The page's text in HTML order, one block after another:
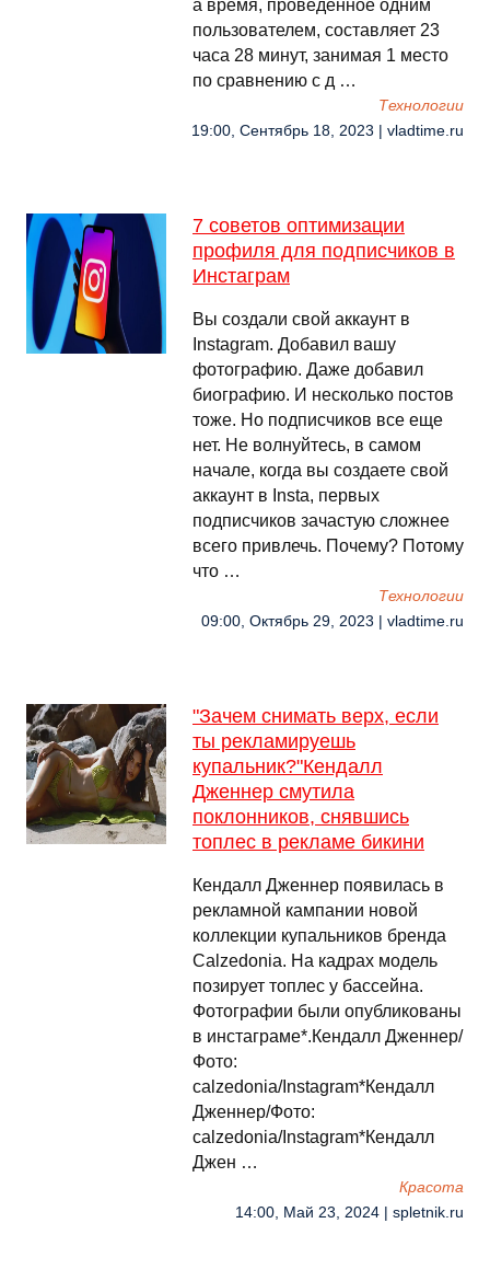
а время, проведенное одним
пользователем, составляет 23
часа 28 минут, занимая 1 место
по сравнению с д …
Технологии
19:00, Сентябрь 18, 2023 | vladtime.ru
7 советов оптимизации
профиля для подписчиков в
Инстаграм
Вы создали свой аккаунт в
Instagram. Добавил вашу
фотографию. Даже добавил
биографию. И несколько постов
тоже. Но подписчиков все еще
нет. Не волнуйтесь, в самом
начале, когда вы создаете свой
аккаунт в Insta, первых
подписчиков зачастую сложнее
всего привлечь. Почему? Потому
что …
Технологии
09:00, Октябрь 29, 2023 | vladtime.ru
"Зачем снимать верх, если
ты рекламируешь
купальник?"Кендалл
Дженнер смутила
поклонников, снявшись
топлес в рекламе бикини
Кендалл Дженнер появилась в
рекламной кампании новой
коллекции купальников бренда
Calzedonia. На кадрах модель
позирует топлес у бассейна.
Фотографии были опубликованы
в инстаграме*.Кендалл Дженнер/
Фото:
calzedonia/Instagram*Кендалл
Дженнер/Фото:
calzedonia/Instagram*Кендалл
Джен …
Красота
14:00, Май 23, 2024 | spletnik.ru